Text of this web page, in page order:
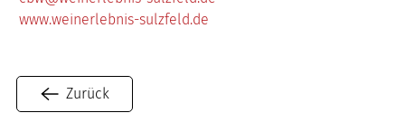
www.weinerlebnis-sulzfeld.de
Zurück